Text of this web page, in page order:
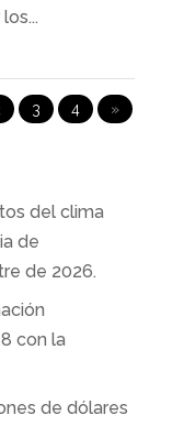
3 4 »
del clima
de
de 2026.
con la
de dólares